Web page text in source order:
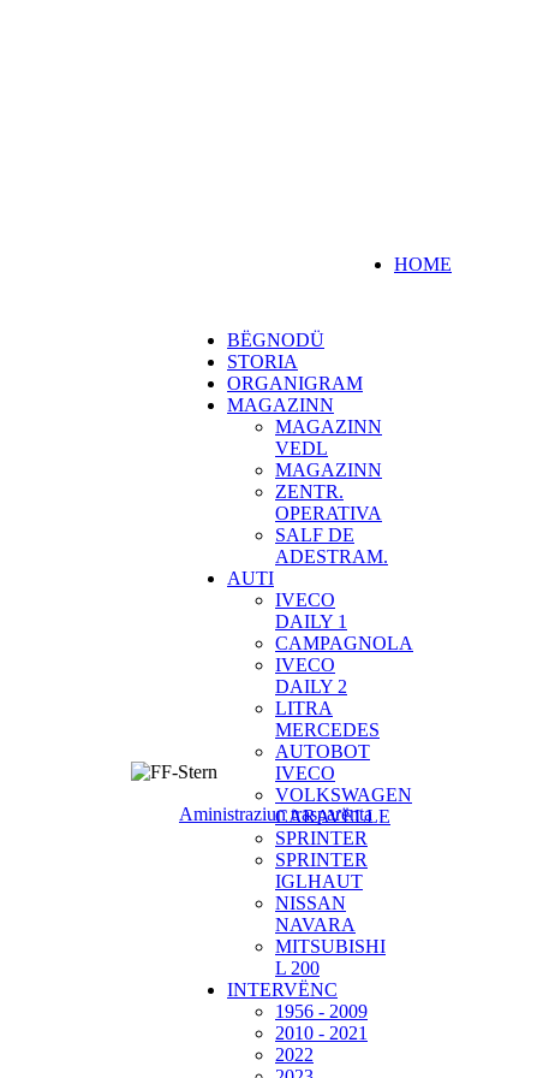
BËGNODÜ
STORIA
ORGANIGRAM
MAGAZINN
MAGAZINN
VEDL
MAGAZINN
ZENTR.
OPERATIVA
SALF DE
ADESTRAM.
AUTI
IVECO
DAILY 1
CAMPAGNOLA
IVECO
DAILY 2
LITRA
MERCEDES
AUTOBOT
IVECO
VOLKSWAGEN
CARAVELLE
SPRINTER
SPRINTER
IGLHAUT
NISSAN
NAVARA
MITSUBISHI
L 200
INTERVËNC
1956 - 2009
2010 - 2021
2022
HOME
Aministraziun trasparënta